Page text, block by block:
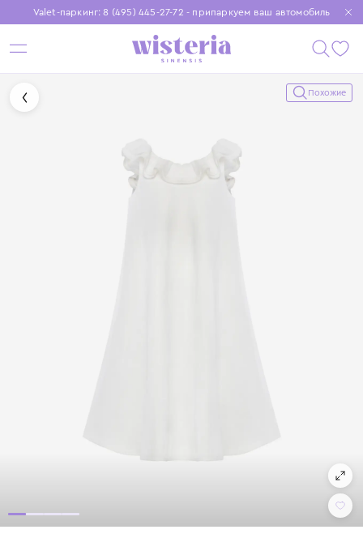
Valet-паркинг: 8 (495) 445-27-72 - припаркуем ваш автомобиль
Бесплатная доставка при заказе от 15 000 ₽
Установите приложение, чтобы покупки были еще удобнее
Похожие